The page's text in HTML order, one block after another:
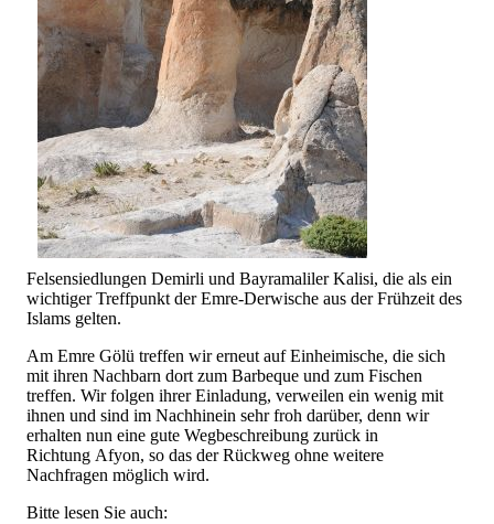
Felsensiedlungen Demirli und Bayramaliler Kalisi, die als ein
wichtiger Treffpunkt der Emre-Derwische aus der Frühzeit des
Islams gelten.
Am Emre Gölü treffen wir erneut auf Einheimische, die sich
mit ihren Nachbarn dort zum Barbeque und zum Fischen
treffen. Wir folgen ihrer Einladung, verweilen ein wenig mit
ihnen und sind im Nachhinein sehr froh darüber, denn wir
erhalten nun eine gute Wegbeschreibung zurück in
Richtung Afyon, so das der Rückweg ohne weitere
Nachfragen möglich wird.
Bitte lesen Sie auch: